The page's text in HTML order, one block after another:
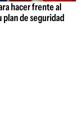
hacer frente al
plan de seguridad